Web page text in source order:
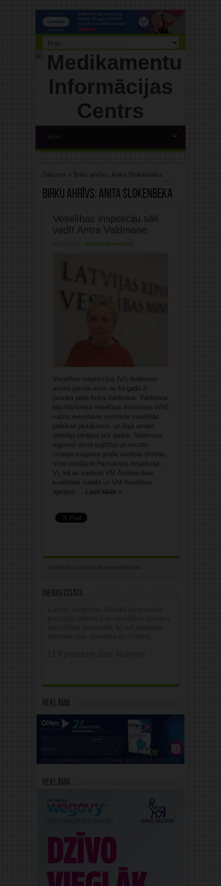
Sākums » Birku ahrīvs: Anita Slokenbeka
Birku ahrīvs: Anita Slokenbeka
Veselības inspekciju sāk
vadīt Antra Valdmane
Rakstīt komentāru
Veselības inspekcijas (VI) direktores
amata pienākumus no šā gada 3.
janvāra pilda Antra Valdmane. Valdmane
bija līdzšinējā Veselības ministrijas (VM)
valsts sekretāres vietniece veselības
politikas jautājumos, un šajā amatā
strādāja pēdējos trīs gadus. Valdmane
ieguvusi ārsta izglītību un sociālo
zinātņu maģistra grādu vadības zinībās.
Viņa strādājusi Farmācijas inspekcijā,
VI, kā arī vadījusi VM Ārstniecības
kvalitātes nodaļā un VM Veselības
aprūpes ... Lasīt tālāk »
Dienas citāts
Reklāma
Reklāma